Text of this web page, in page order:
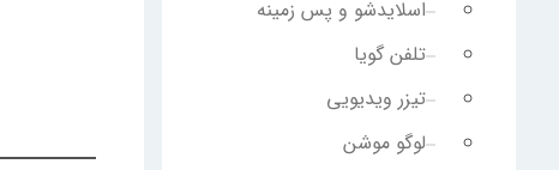
اسلایدشو و پس زمینه
تلفن گویا
تیزر ویدیویی
لوگو موشن